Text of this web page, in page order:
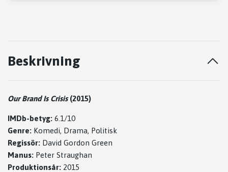
Beskrivning
Our Brand Is Crisis(2015)
IMDb-betyg: 6.1/10
Genre: Komedi, Drama, Politisk
Regissör: David Gordon Green
Manus: Peter Straughan
Produktionsår: 2015